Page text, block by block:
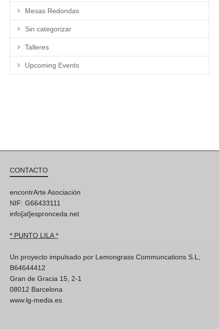
Mesas Redondas
Sin categorizar
Talleres
Upcoming Events
CONTACTO
encontrArte Asociación
NIF: G66433111
info[at]espronceda.net
* PUNTO LILA *
Un proyecto impulsado por Lemongrass Communcations S.L,
B64644412
Gran de Gracia 15, 2-1
08012 Barcelona
www.lg-media.es